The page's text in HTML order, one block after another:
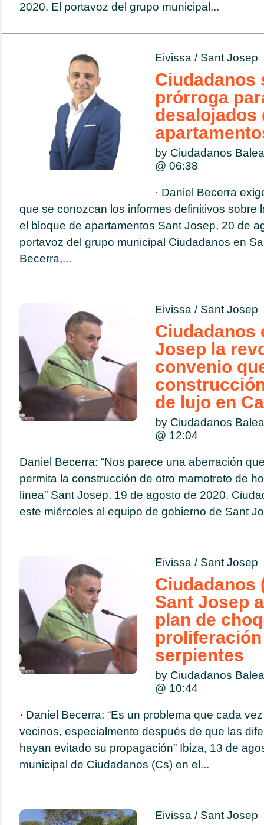
2020. El portavoz del grupo municipal...
Eivissa / Sant Josep
Ciudadanos
prórroga
desalojados
by Ciudadanos
@ 06:38
· Daniel Becerra
que se conozcan los informes definitivos sobre
el bloque de apartamentos Sant Josep, 20 de
portavoz del grupo municipal Ciudadanos en
Becerra,...
Eivissa / Sant Josep
Ciudadanos
Josep la
convenio
de lujo en
by Ciudadanos
@ 12:04
Daniel Becerra: “Nos parece una aberración
permita la construcción de otro mamotreto de
línea” Sant Josep, 19 de agosto de 2020.
este miércoles al equipo de gobierno de Sant
Eivissa / Sant Josep
Ciudadanos
Sant Josep
plan de
serpientes
by Ciudadanos
@ 10:44
· Daniel Becerra: “Es un problema que cada
vecinos, especialmente después de que las
hayan evitado su propagación” Ibiza, 13 de
municipal de Ciudadanos (Cs) en el...
Eivissa / Sant Josep